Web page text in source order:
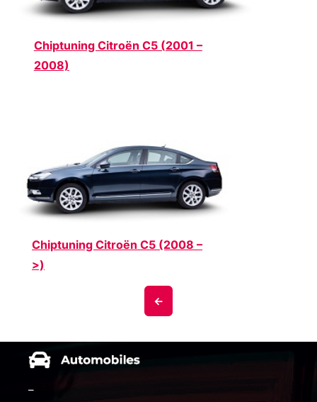
Chiptuning Citroën C5 (2001 –
2008)
Chiptuning Citroën C5 (2008 –
>)
<-
–